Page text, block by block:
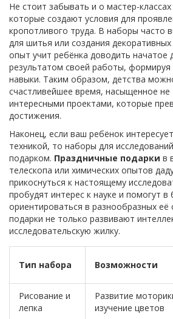
Не стоит забывать и о мастер-
которые создают условия для
кропотливого труда. В наборы часто
для шитья или создания
опыт учит ребёнка доводить начатое
результатом своей работы,
навыки. Таким образом, детства
счастливейшее время, насыщенное не
интересными проектами, которые
достижения.
Наконец, если ваш ребёнок
техникой, то наборы для
подарком. Праздничные подарки в
телескопа или химических опытов
прикоснуться к настоящему
пробудят интерес к науке и помогут в
ориентироваться в разнообразных её
подарки не только развивают
исследовательскую жилку.
Тип набора Возможности
Рисование и
лепка
Развитие
изучение цветов